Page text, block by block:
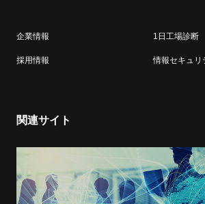
企業情報 1日工場診断
採用情報 情報セキュリ
関連サイト